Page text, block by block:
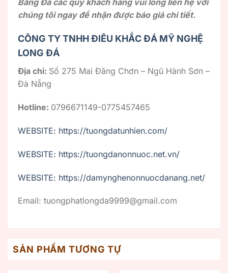
chúng tôi ngay để nhận được báo giá chi tiết.
CÔNG TY TNHH ĐIÊU KHẮC ĐÁ MỸ NGHỆ
LONG ĐÁ
Địa chỉ: Số 275 Mai Đăng Chơn – Ngũ Hành Sơn –
Đà Nẵng
Hotline: 0796671149-0775457465
WEBSITE: https://tuongdatunhien.com/
WEBSITE: https://tuongdanonnuoc.net.vn/
WEBSITE: https://damynghenonnuocdanang.net/
Email: tuongphatlongda9999@gmail.com
SẢN PHẨM TƯƠNG TỰ